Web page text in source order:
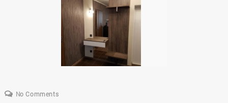
No Comments